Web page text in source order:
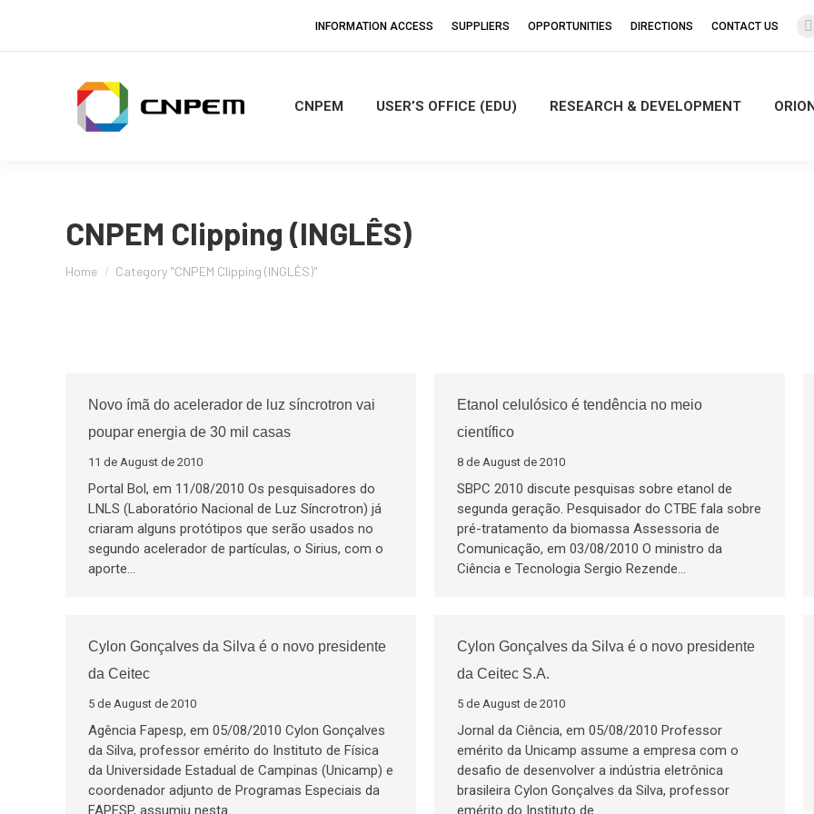
INFORMATION ACCESS SUPPLIERS OPPORTUNITIES DIRECTIONS CONTACT US
CNPEM USER’S OFFICE (EDU) RESEARCH & DEVELOPMENT
CNPEM Clipping (INGLÊS)
Home Category "CNPEM Clipping (INGLÊS)"
Novo ímã do acelerador de luz síncrotron vai
poupar energia de 30 mil casas
11 de August de 2010
Portal Bol, em 11/08/2010 Os pesquisadores do
LNLS (Laboratório Nacional de Luz Síncrotron) já
criaram alguns protótipos que serão usados no
segundo acelerador de partículas, o Sirius, com o
aporte…
Etanol celulósico é tendência no meio
científico
8 de August de 2010
SBPC 2010 discute pesquisas sobre etanol de
segunda geração. Pesquisador do CTBE fala sobre
pré-tratamento da biomassa Assessoria de
Comunicação, em 03/08/2010 O ministro da
Ciência e Tecnologia Sergio Rezende…
Cylon Gonçalves da Silva é o novo presidente
da Ceitec
5 de August de 2010
Agência Fapesp, em 05/08/2010 Cylon Gonçalves
da Silva, professor emérito do Instituto de Física
da Universidade Estadual de Campinas (Unicamp) e
coordenador adjunto de Programas Especiais da
FAPESP, assumiu nesta…
Cylon Gonçalves da Silva é o novo presidente
da Ceitec S.A.
5 de August de 2010
Jornal da Ciência, em 05/08/2010 Professor
emérito da Unicamp assume a empresa com o
desafio de desenvolver a indústria eletrônica
brasileira Cylon Gonçalves da Silva, professor
emérito do Instituto de…